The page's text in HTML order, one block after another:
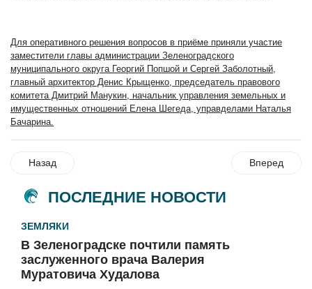
Для оперативного решения вопросов в приёме приняли участие
заместители главы администрации Зеленоградского
муниципального округа Георгий Попшой и Сергей Заболотный,
главный архитектор Денис Крыщенко, председатель правового
комитета Дмитрий Манукин, начальник управления земельных и
имущественных отношений Елена Шегеда, управделами Наталья
Бачарина.
Назад Вперед
ПОСЛЕДНИЕ НОВОСТИ
ЗЕМЛЯКИ
В Зеленоградске почтили память
заслуженного врача Валерия
Муратовича Худалова